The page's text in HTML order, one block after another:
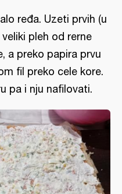
ređa. Uzeti prvih (u
pleh od rerne
a preko papira prvu
fil preko cele kore.
pa i nju nafilovati.